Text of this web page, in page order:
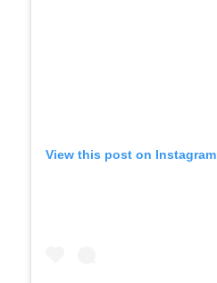
View this post on Instagram